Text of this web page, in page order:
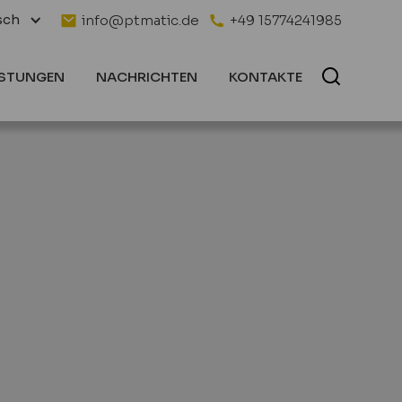
info@ptmatic.de +49 15774241985
NACHRICHTEN KONTAKTE